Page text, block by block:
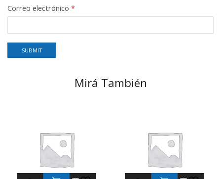
Correo electrónico *
Mirá También